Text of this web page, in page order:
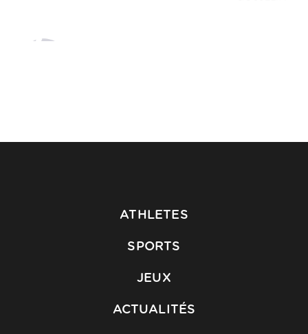
ATHLETES
SPORTS
JEUX
ACTUALITÉS